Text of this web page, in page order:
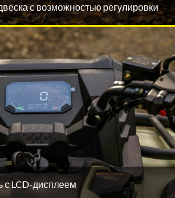
с возможностью регулировки
с LCD-дисплеем